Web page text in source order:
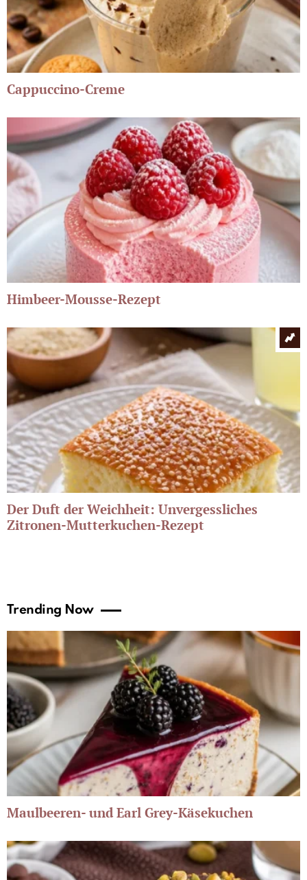
Cappuccino-Creme
Himbeer-Mousse-Rezept
Der Duft der Weichheit: Unvergessliches
Zitronen-Mutterkuchen-Rezept
Trending Now
Maulbeeren- und Earl Grey-Käsekuchen